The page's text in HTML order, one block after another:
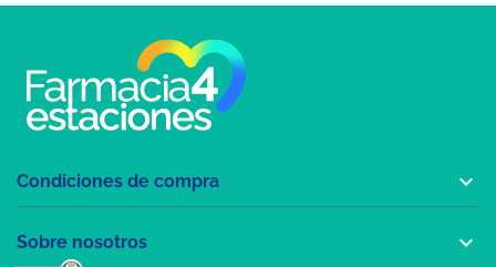
Condiciones de compra 
Sobre nosotros 